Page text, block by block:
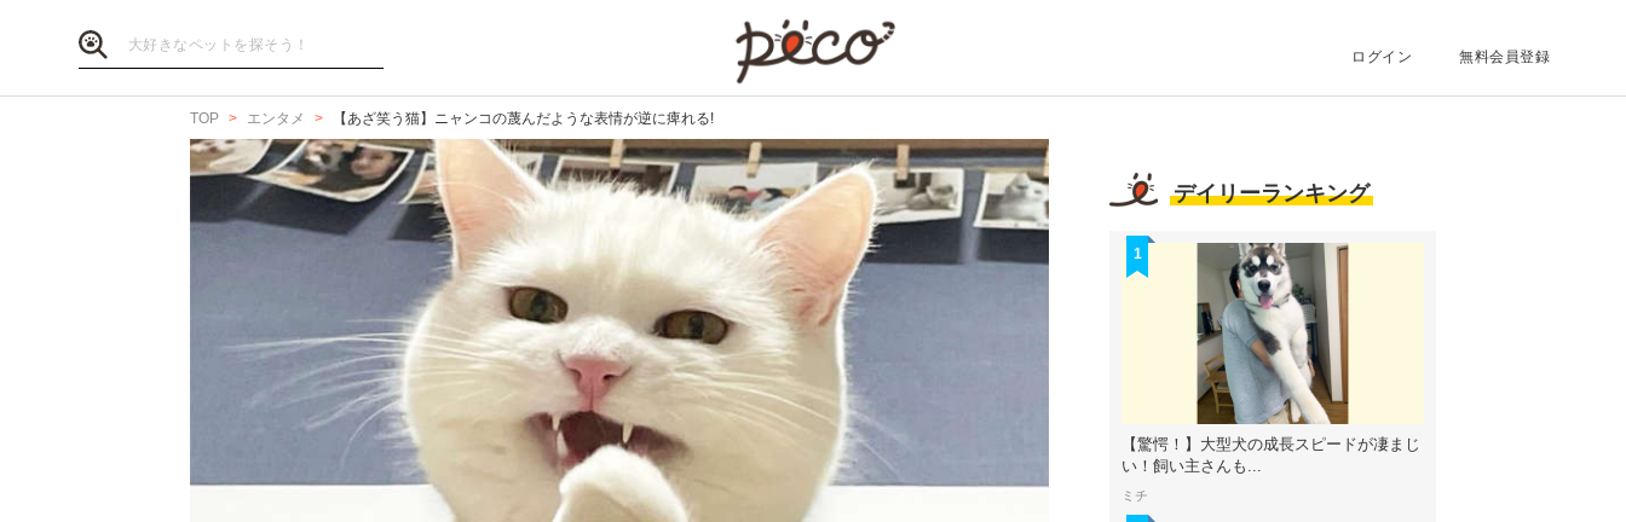
ログイン 無料会員登録
TOP エンタメ 【あざ笑う猫】ニャンコの蔑んだような表情が逆に痺れる!
デイリーランキング
1
【驚愕！】大型犬の成長スピードが凄まじ
い！飼い主さんも...
ミチ